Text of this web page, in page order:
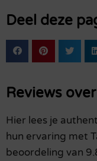
Deel deze
Reviews
Hier lees je
hun ervaring met
beoordeling van